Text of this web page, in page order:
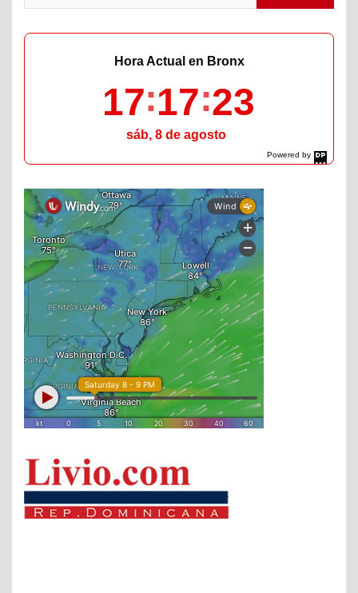
Powered by
DaysPedia.com
Hora Actual en Bronx
17 17 24
sáb, 8 de agosto